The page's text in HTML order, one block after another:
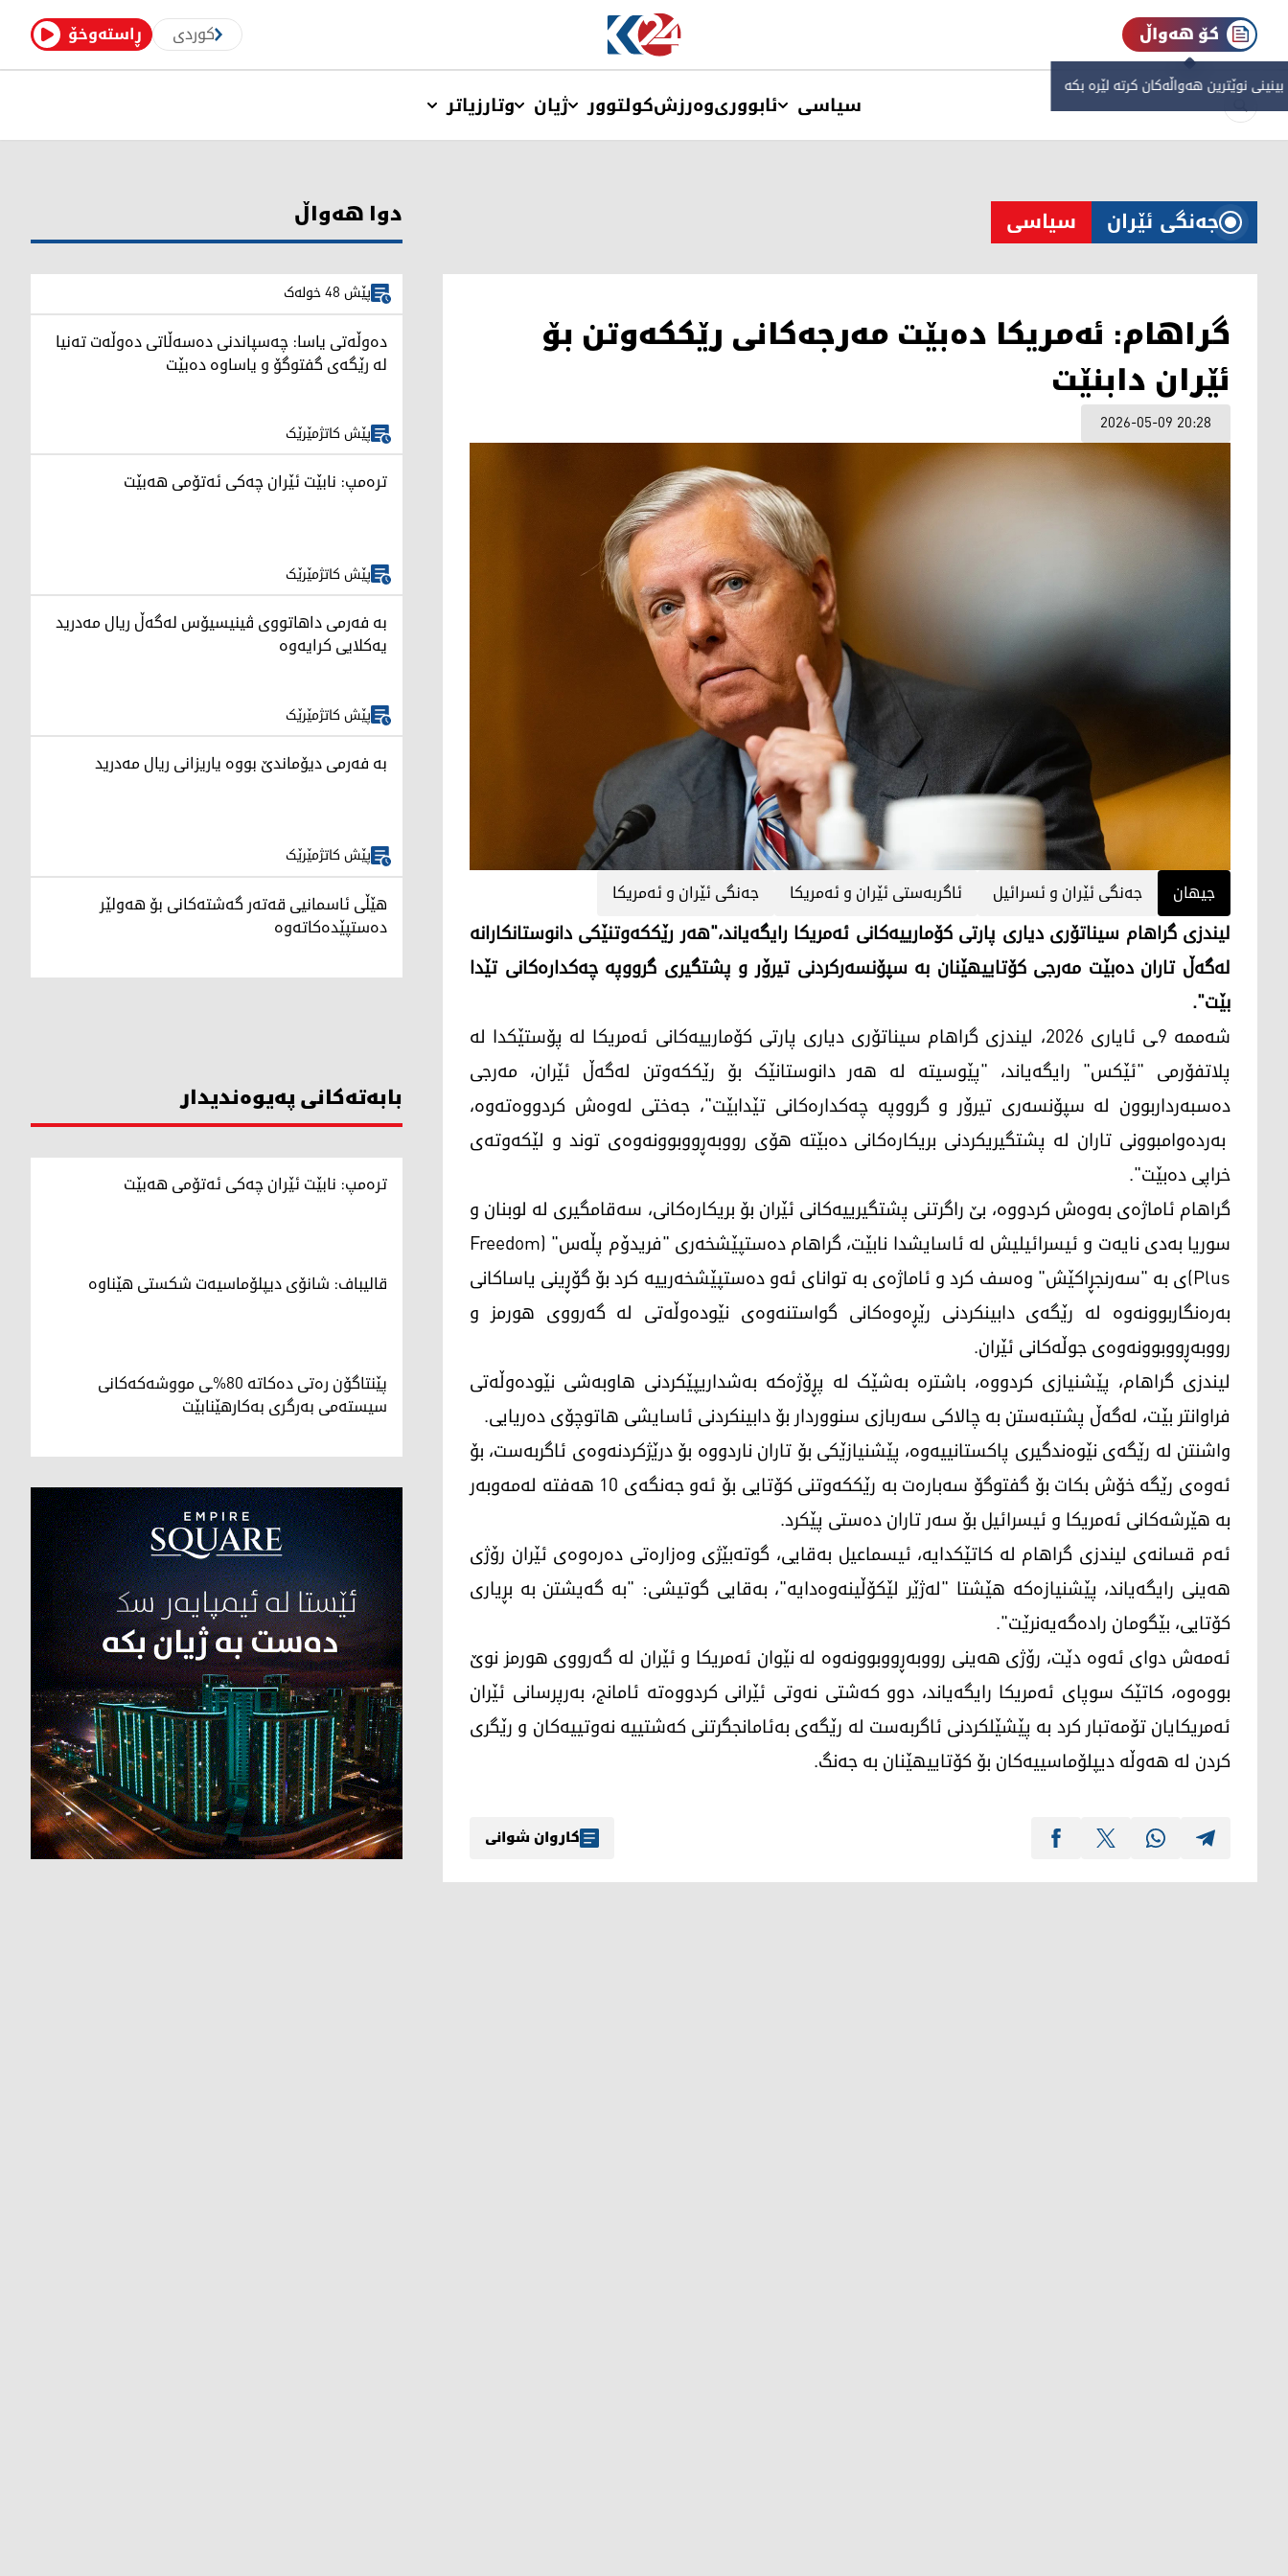
ڕاستەوخۆ کوردی کۆ هەواڵ
نوێترین هەواڵەکان کرتە لێرە بکە
سیاسی ئابووریوەرزشکولتوور ژیان وتارزیاتر
جەنگی ئێران سیاسی
گراهام: ئەمریکا دەبێت مەرجەکانی رێککەوتن بۆ
ئێران دابنێت
2026-05-09 20:28
جیهان جەنگی ئێران و ئسرائیل ئاگربەستی ئێران و ئەمریکا جەنگی ئێران و ئەمریکا
لیندزی گراهام سیناتۆری دیاری پارتی کۆمارییەکانی ئەمریکا رایگەیاند،"هەر رێککەوتنێکی دانوستانکارانە
لەگەڵ تاران دەبێت مەرجی کۆتاییهێنان بە سپۆنسەرکردنی تیرۆر و پشتگیری گرووپە چەکدارەکانی تێدا
بێت".
شەممە 9ـی ئایاری 2026، لیندزی گراهام سیناتۆری دیاری پارتی کۆمارییەکانی ئەمریکا لە پۆستێکدا لە
پلاتفۆرمی "ئێکس" رایگەیاند، "پێوسیتە لە هەر دانوستانێک بۆ رێککەوتن لەگەڵ ئێران، مەرجی
دەسبەرداربوون لە سپۆنسەری تیرۆر و گرووپە چەکدارەکانی تێدابێت"، جەختی لەوەش کردووەتەوە،
بەردەوامبوونی تاران لە پشتگیریکردنی بریکارەکانی دەبێتە هۆی رووبەڕووبوونەوەی توند و لێکەوتەی
خراپی دەبێت".
گراهام ئاماژەی بەوەش کردووە، بێ راگرتنی پشتگیرییەکانی ئێران بۆ بریکارەکانی، سەقامگیری لە لوبنان و
سوریا بەدی نایەت و ئیسرائیلیش لە ئاسایشدا نابێت، گراهام دەستپێشخەری "فریدۆم پڵەس" (Freedom
Plus)ی بە "سەرنجڕاکێش" وەسف کرد و ئاماژەی بە توانای ئەو دەستپێشخەرییە کرد بۆ گۆڕینی یاساکانی
بەرەنگاربوونەوە لە رێگەی دابینکردنی رێڕەوەکانی گواستنەوەی نێودەوڵەتی لە گەرووی هورمز و
رووبەڕووبوونەوەی جوڵەکانی ئێران.
لیندزی گراهام، پێشنیازی کردووە، باشترە بەشێک لە پڕۆژەکە بەشداریپێکردنی هاوبەشی نێودەوڵەتی
فراوانتر بێت، لەگەڵ پشتبەستن بە چالاکی سەربازی سنووردار بۆ دابینکردنی ئاسایشی هاتوچۆی دەریایی.
واشنتن لە رێگەی نێوەندگیری پاکستانییەوە، پێشنیازێکی بۆ تاران ناردووە بۆ درێژکردنەوەی ئاگربەست، بۆ
ئەوەی رێگە خۆش بکات بۆ گفتوگۆ سەبارەت بە رێککەوتنی کۆتایی بۆ ئەو جەنگەی 10 هەفتە لەمەوبەر
بە هێرشەکانی ئەمریکا و ئیسرائیل بۆ سەر تاران دەستی پێکرد.
ئەم قسانەی لیندزی گراهام لە کاتێکدایە، ئیسماعیل بەقایی، گوتەبێژی وەزارەتی دەرەوەی ئێران رۆژی
هەینی رایگەیاند، پێشنیازەکە هێشتا "لەژێر لێکۆڵینەوەدایە"، بەقایی گوتیشی: "بە گەیشتن بە بڕیاری
کۆتایی، بێگومان رادەگەیەنرێت".
ئەمەش دوای ئەوە دێت، رۆژی هەینی رووبەڕووبوونەوە لە نێوان ئەمریکا و ئێران لە گەرووی هورمز نوێ
بووەوە، کاتێک سوپای ئەمریکا رایگەیاند، دوو کەشتی نەوتی ئێرانی کردووەتە ئامانج، بەرپرسانی ئێران
ئەمریکایان تۆمەتبار کرد بە پێشێلکردنی ئاگربەست لە رێگەی بەئامانجگرتنی کەشتییە نەوتییەکان و رێگری
کردن لە هەوڵە دیپلۆماسییەکان بۆ کۆتاییهێنان بە جەنگ.
کاروان شوانی
دوا هەواڵ
پێش 48 خولەک
دەوڵەتی یاسا: چەسپاندنی دەسەڵاتی دەوڵەت تەنیا
لە رێگەی گفتوگۆ و یاساوە دەبێت
پێش کاتژمێرێک
ترەمپ: نابێت ئێران چەکی ئەتۆمی هەبێت
پێش کاتژمێرێک
بە فەرمی داهاتووی ڤینیسیۆس لەگەڵ ریال مەدرید
یەکلایی کرایەوە
پێش کاتژمێرێک
بە فەرمی دیۆماندێ بووە یاریزانی ریال مەدرید
پێش کاتژمێرێک
هێڵی ئاسمانیی قەتەر گەشتەکانی بۆ هەولێر
دەستپێدەکاتەوە
بابەتەکانی پەیوەندیدار
ترەمپ: نابێت ئێران چەکی ئەتۆمی هەبێت
قالیباف: شانۆی دیپلۆماسیەت شکستی هێناوە
پێنتاگۆن رەتی دەکاتە 80%ـی مووشەکەکانی
سیستەمی بەرگری بەکارهێنابێت